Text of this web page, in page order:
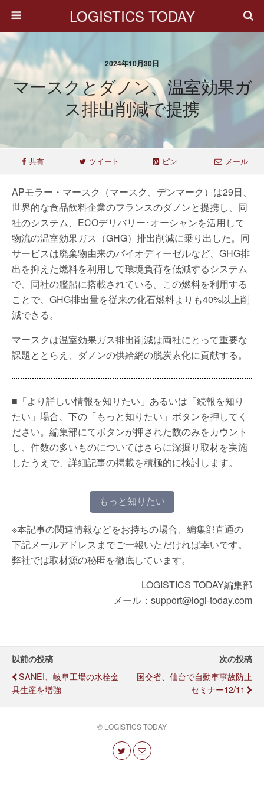
LOGISTICS TODAY
2024年10月30日
マースクとダノン、温室効果ガ
ス排出削減で提携
共有 ツイート ピン メール
APモラー・マースク（マースク、デンマーク）は29日、
世界的な食品飲料企業のフランスのダノンと提携し、同
社のシステム、ECOデリバリー･オーシャンを活用して
物流の温室効果ガス（GHG）排出削減に乗り出した。同
サービスは廃棄物由来のバイオディーゼルなど、GHG排
出を抑えた燃料を利用して環境負荷を低減するシステム
で、同社の艦船に搭載されている。この燃料を利用する
ことで、GHG排出量を従来の化石燃料よりも40%以上削
減できる。
マースクは温室効果ガス排出削減は両社にとって重要な
課題ととらえ、ダノンの供給網の脱炭素化に貢献する。
■「より詳しい情報を知りたい」あるいは「続報を知り
たい」場合、下の「もっと知りたい」ボタンを押してく
ださい。編集部にてボタンが押された数のみをカウント
し、件数の多いものについてはさらに深掘り取材を実施
したうえで、詳細記事の掲載を積極的に検討します。
もっと知りたい
※本記事の関連情報などをお持ちの場合、編集部直通の
下記メールアドレスまでご一報いただければ幸いです。
弊社では取材源の秘匿を徹底しています。
LOGISTICS TODAY編集部
メール：support@logi-today.com
以前の投稿
SANEI、岐阜工場の水栓金
具生産を増強
次の投稿
国交省、仙台で自動車事故防止
セミナー12/11
© LOGISTICS TODAY